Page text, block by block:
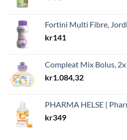
Fortini Multi Fibre,
kr141
Compleat Mix Bolus,
kr1.084,32
PHARMA HELSE |
kr349